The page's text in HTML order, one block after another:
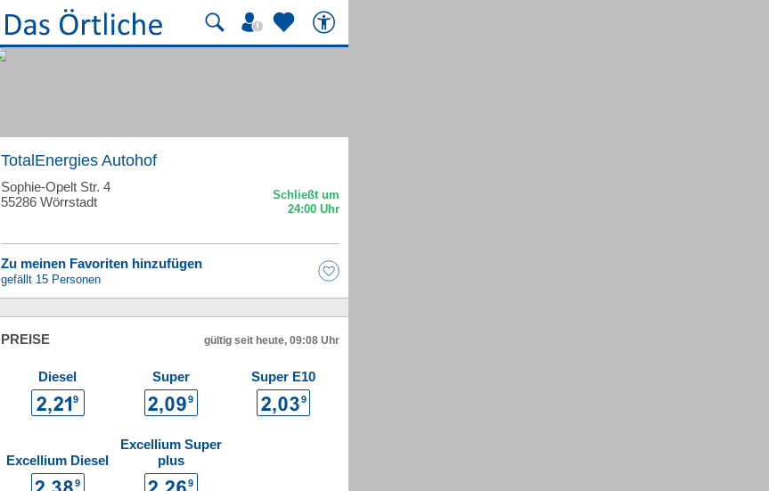
TotalEnergies Autohof
Sophie-Opelt Str. 4
55286 Wörrstadt
Zu meinen Favoriten hinzufügen
gefällt 15 Personen
PREISE gültig seit heute, 09:08 Uhr
Diesel Super Super E10
Excellium Diesel
Excellium Super
plus